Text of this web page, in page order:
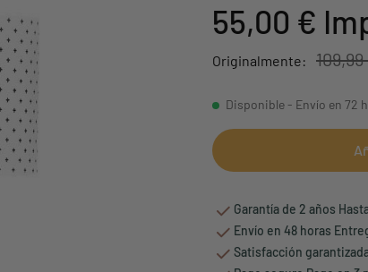
55,00 €
Originalmente:
Disponible - Envío en 72
Garantía de 2 años
Envío en 48 horas
Satisfacción